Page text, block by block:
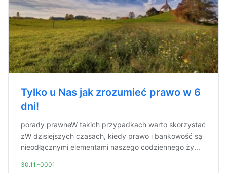
Tylko u Nas jak zrozumieć prawo w 6
dni!
porady prawneW takich przypadkach warto skorzystać
zW dzisiejszych czasach, kiedy prawo i bankowość są
nieodłącznymi elementami naszego codziennego ży...
30.11.-0001